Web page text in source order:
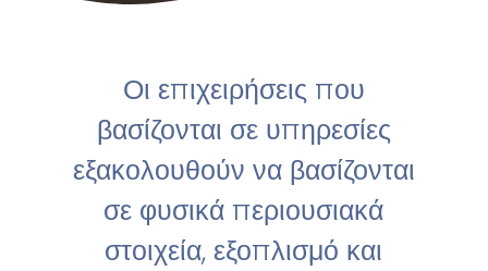
Οι επιχειρήσεις που
βασίζονται σε υπηρεσίες
εξακολουθούν να βασίζονται
σε φυσικά περιουσιακά
στοιχεία, εξοπλισμό και